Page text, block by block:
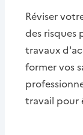
Réviser
des risques
travaux
former vos
travail pour